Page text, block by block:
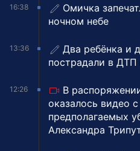
16:38
Омичка
ночном небе
13:36
Два ребёнка и
пострадали в
12:26
В
оказалось видео
предполагаемых
Александра